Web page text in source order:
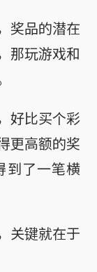
奖品的潜在
那玩游戏和
好比买个彩
更高额的奖
到了一笔横
关键就在于